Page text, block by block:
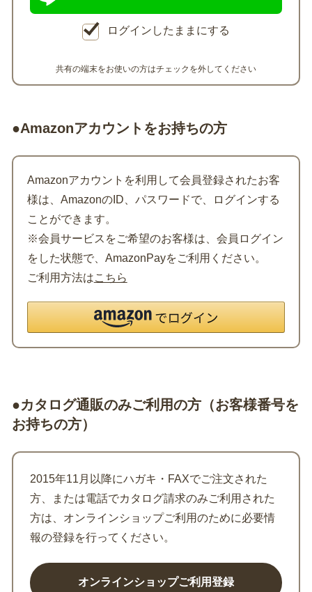
ログインしたままにする
共有の端末をお使いの方はチェックを外してください
●Amazonアカウントをお持ちの方
Amazonアカウントを利用して会員登録されたお客
様は、AmazonのID、パスワードで、ログインする
ことができます。
※会員サービスをご希望のお客様は、会員ログイン
をした状態で、AmazonPayをご利用ください。
ご利用方法はこちら
●カタログ通販のみご利用の方（お客様番号を
お持ちの方）
2015年11月以降にハガキ・FAXでご注文された
方、または電話でカタログ請求のみご利用された
方は、オンラインショップご利用のために必要情
報の登録を行ってください。